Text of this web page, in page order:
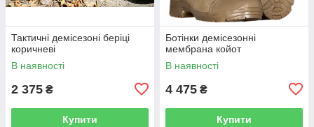
Тактичні демісезоні беріці
коричневі
В наявності
2 375 ₴
Купити
Ботінки демісезонні
мембрана койот
В наявності
4 475 ₴
Купити